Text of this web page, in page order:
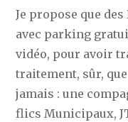
Je propose que
avec parking
vidéo, pour avoir
traitement, sûr,
jamais : une
flics Municipaux,